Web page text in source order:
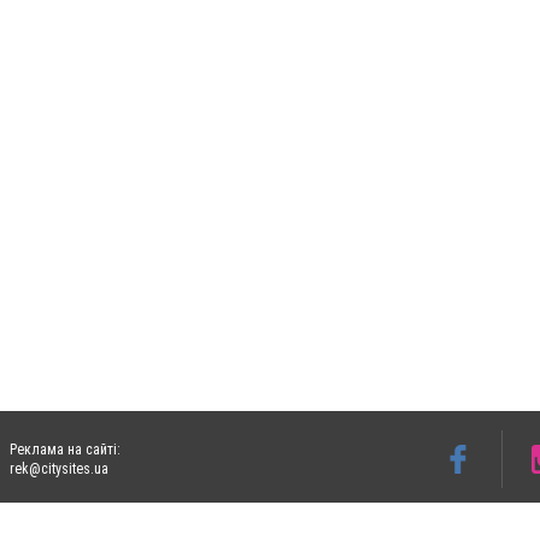
Реклама на сайті:
rek@citysites.ua